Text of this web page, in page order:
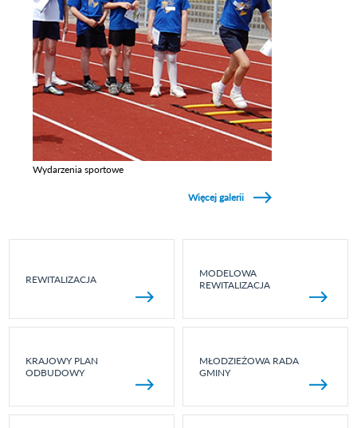
Wydarzenia sportowe
Więcej galerii
REWITALIZACJA
MODELOWA
REWITALIZACJA
KRAJOWY PLAN
ODBUDOWY
MŁODZIEŻOWA RADA
GMINY